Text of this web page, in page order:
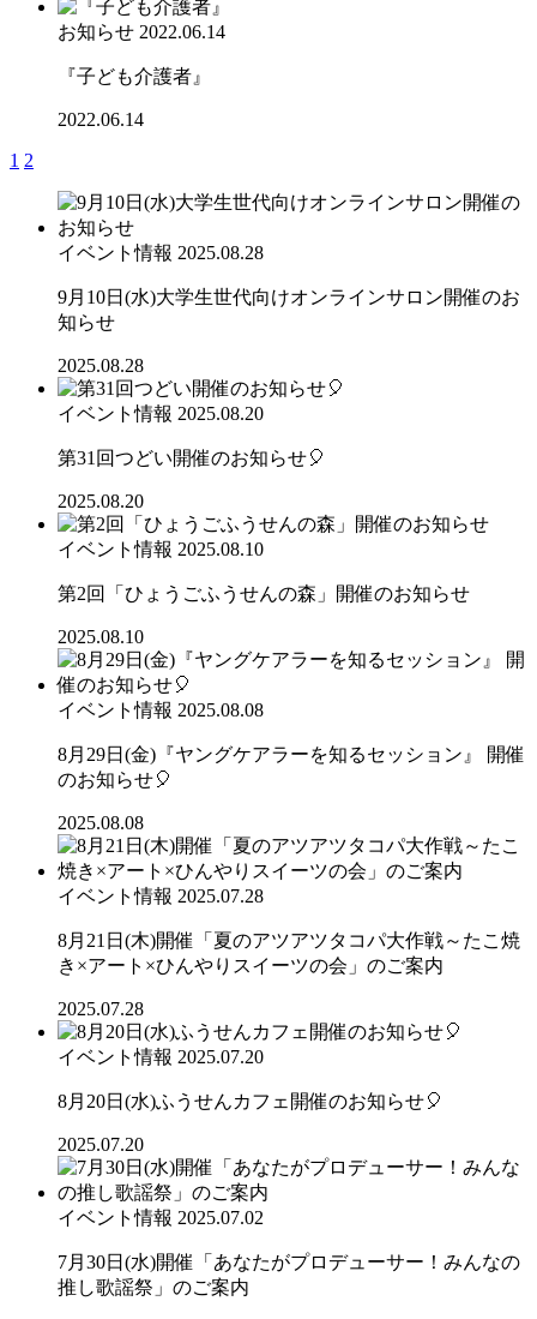
お知らせ 2022.06.14
『子ども介護者』
2022.06.14
1 2
イベント情報 2025.08.28
9月10日(水)大学生世代向けオンラインサロン開催のお
知らせ
2025.08.28
イベント情報 2025.08.20
第31回つどい開催のお知らせ🎈
2025.08.20
イベント情報 2025.08.10
第2回「ひょうごふうせんの森」開催のお知らせ
2025.08.10
イベント情報 2025.08.08
8月29日(金)『ヤングケアラーを知るセッション』 開催
のお知らせ🎈
2025.08.08
イベント情報 2025.07.28
8月21日(木)開催「夏のアツアツタコパ大作戦～たこ焼
き×アート×ひんやりスイーツの会」のご案内
2025.07.28
イベント情報 2025.07.20
8月20日(水)ふうせんカフェ開催のお知らせ🎈
2025.07.20
イベント情報 2025.07.02
7月30日(水)開催「あなたがプロデューサー！みんなの
推し歌謡祭」のご案内